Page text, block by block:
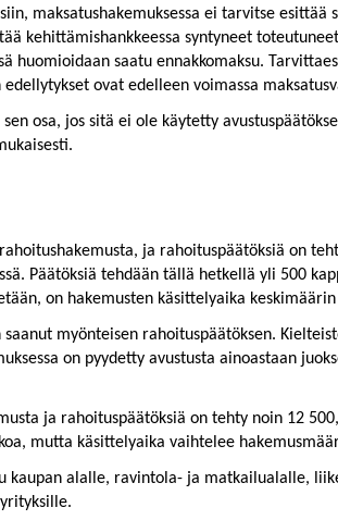
maksatushakemuksessa ei tarvitse
kehittämishankkeessa syntyneet
huomioidaan saatu ennakkomaksu.
ovat edelleen voimassa
osa, jos sitä ei ole käytetty
ja rahoituspäätöksiä on
Päätöksiä tehdään tällä hetkellä yli 500
on hakemusten käsittelyaika
saanut myönteisen rahoituspäätöksen.
on pyydetty avustusta ainoastaan
ja rahoituspäätöksiä on tehty noin 12
mutta käsittelyaika vaihtelee
kaupan alalle, ravintola- ja matkailualalle,